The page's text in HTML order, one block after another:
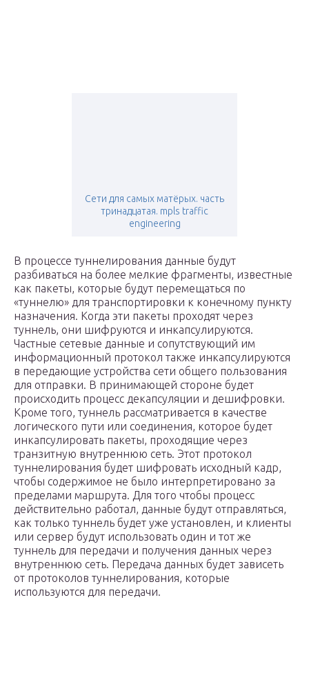
Сети для самых матёрых. часть
тринадцатая. mpls traffic
engineering
В процессе туннелирования данные будут
разбиваться на более мелкие фрагменты, известные
как пакеты, которые будут перемещаться по
«туннелю» для транспортировки к конечному пункту
назначения. Когда эти пакеты проходят через
туннель, они шифруются и инкапсулируются.
Частные сетевые данные и сопутствующий им
информационный протокол также инкапсулируются
в передающие устройства сети общего пользования
для отправки. В принимающей стороне будет
происходить процесс декапсуляции и дешифровки.
Кроме того, туннель рассматривается в качестве
логического пути или соединения, которое будет
инкапсулировать пакеты, проходящие через
транзитную внутреннюю сеть. Этот протокол
туннелирования будет шифровать исходный кадр,
чтобы содержимое не было интерпретировано за
пределами маршрута. Для того чтобы процесс
действительно работал, данные будут отправляться,
как только туннель будет уже установлен, и клиенты
или сервер будут использовать один и тот же
туннель для передачи и получения данных через
внутреннюю сеть. Передача данных будет зависеть
от протоколов туннелирования, которые
используются для передачи.